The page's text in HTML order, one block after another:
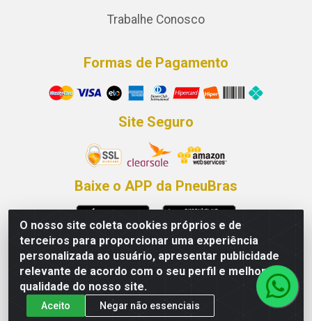
O nosso site coleta cookies próprios e de
terceiros para proporcionar uma experiência
personalizada ao usuário, apresentar publicidade
relevante de acordo com o seu perfil e melhorar a
qualidade do nosso site.
Aceito Negar não essenciais
Trabalhe Conosco
Formas de Pagamento
Site Seguro
Baixe o APP da PneuBras
Fale Conosco
0800 426-6001
81 99286-7368